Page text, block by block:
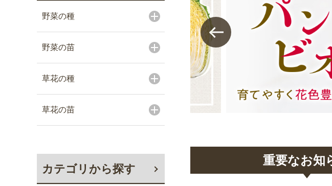
野菜の種
野菜の苗
草花の種
草花の苗
カテゴリから探す
重要なお知
シックな色合いと花形（葉
形）がとても好きです。
の処理方法に
いね。）